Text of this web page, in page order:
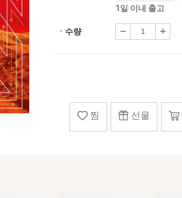
1일 이내 출고
ㆍ수량
찜 선물